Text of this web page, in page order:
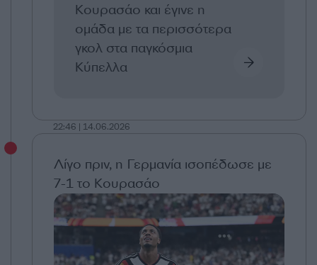
Κουρασάο και έγινε η
ομάδα με τα περισσότερα
γκολ στα παγκόσμια
Κύπελλα
22:46 | 14.06.2026
Λίγο πριν, η Γερμανία ισοπέδωσε με
7-1 το Κουρασάο